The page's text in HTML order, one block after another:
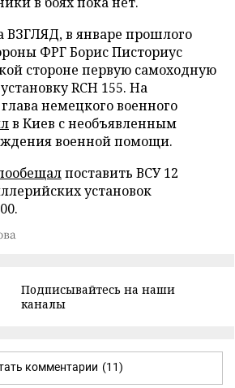
ВЗГЛЯД, в январе прошлого
ФРГ Борис Писториус
стороне первую самоходную
RCH 155. На
немецкого военного
в Киев с необъявленным
военной помощи.
поставить ВСУ 12
установок
Подписывайтесь на наши
каналы
комментарии (11)